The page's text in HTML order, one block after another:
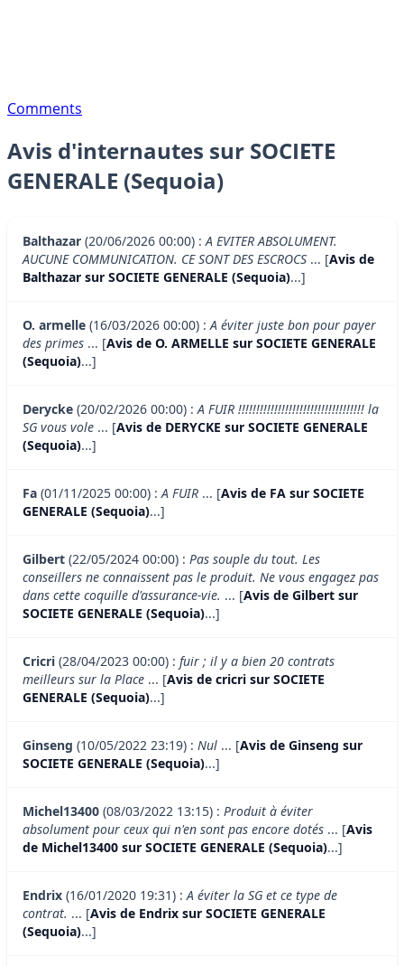
Comments
Avis d'internautes sur SOCIETE
GENERALE (Sequoia)
Balthazar (20/06/2026 00:00) :A EVITER ABSOLUMENT.
AUCUNE COMMUNICATION. CE SONT DES ESCROCS ... [Avis de
Balthazar sur SOCIETE GENERALE (Sequoia)...]
O. armelle (16/03/2026 00:00) :A éviter juste bon pour payer
des primes ... [Avis de O. ARMELLE sur SOCIETE GENERALE
(Sequoia)...]
Derycke (20/02/2026 00:00) :A FUIR !!!!!!!!!!!!!!!!!!!!!!!!!!!!!!!!!!! la
SG vous vole ... [Avis de DERYCKE sur SOCIETE GENERALE
(Sequoia)...]
Fa (01/11/2025 00:00) :A FUIR ... [Avis de FA sur SOCIETE
GENERALE (Sequoia)...]
Gilbert (22/05/2024 00:00) : Pas souple du tout. Les
conseillers ne connaissent pas le produit. Ne vous engagez pas
dans cette coquille d'assurance-vie. ... [Avis de Gilbert sur
SOCIETE GENERALE (Sequoia)...]
Cricri (28/04/2023 00:00) : fuir ; il y a bien 20 contrats
meilleurs sur la Place ... [Avis de cricri sur SOCIETE
GENERALE (Sequoia)...]
Ginseng (10/05/2022 23:19) : Nul ... [Avis de Ginseng sur
SOCIETE GENERALE (Sequoia)...]
Michel13400 (08/03/2022 13:15) : Produit à éviter
absolument pour ceux qui n'en sont pas encore dotés ... [Avis
de Michel13400 sur SOCIETE GENERALE (Sequoia)...]
Endrix (16/01/2020 19:31) :A éviter la SG et ce type de
contrat. ... [Avis de Endrix sur SOCIETE GENERALE
(Sequoia)...]